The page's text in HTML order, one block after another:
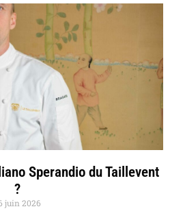
Sperandio du Taillevent
?
juin 2026